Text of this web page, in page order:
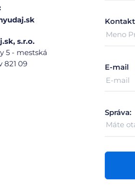
s.r.o.
5 - mestská
821 09
E-mail
Správa: